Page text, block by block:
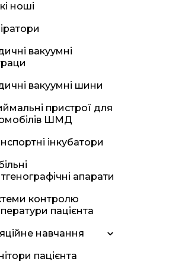
ноші
вакуумні
вакуумні шини
пристрої для
ШМД
інкубатори
апарати
контролю
пацієнта
навчання
пацієнта